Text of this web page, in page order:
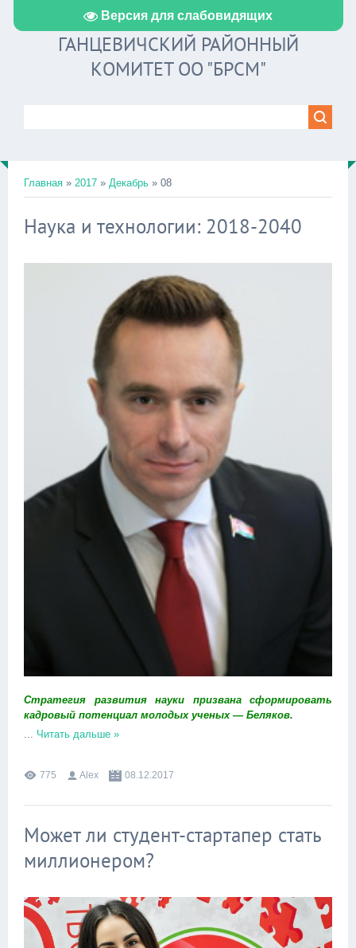
Версия для слабовидящих
ГАНЦЕВИЧСКИЙ РАЙОННЫЙ
КОМИТЕТ ОО "БРСМ"
Главная » 2017 » Декабрь » 08
Наука и технологии: 2018-2040
Стратегия развития науки призвана сформировать
кадровый потенциал молодых ученых — Беляков.
Читать дальше »
775 Alex 08.12.2017
Может ли студент-стартапер стать
миллионером?